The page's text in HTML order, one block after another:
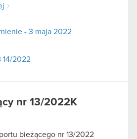
- 3 maja 2022
14/2022
nr 13/2022K
bieżącego nr 13/2022